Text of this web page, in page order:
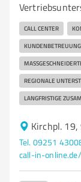
CALL CENTER
KUNDENBETREUUNG
REGIONALE
LANGFRISTIGE
Kirchpl.
Tel. 09251
call-in-online.de/